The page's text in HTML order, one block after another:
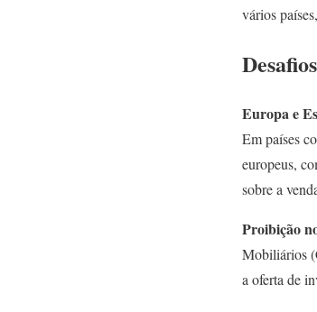
vários
Europa e
Em países
europeus,
sobre a
Proibição
Mobiliários
a oferta de